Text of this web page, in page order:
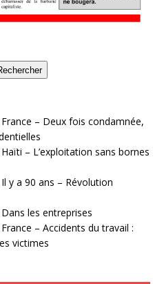
– Deux fois condamnée,
– L’exploitation sans bornes
y a 90 ans – Révolution
les entreprises
– Accidents du travail :
victimes